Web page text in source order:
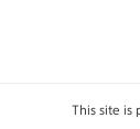
This site is